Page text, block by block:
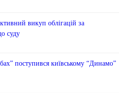
викуп облігацій за
суду
поступився київському “Динамо”